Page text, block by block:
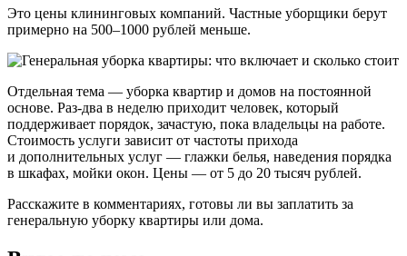
Это цены клининговых компаний. Частные уборщики берут
примерно на 500–1000 рублей меньше.
Отдельная тема — уборка квартир и домов на постоянной
основе. Раз-два в неделю приходит человек, который
поддерживает порядок, зачастую, пока владельцы на работе.
Стоимость услуги зависит от частоты прихода
и дополнительных услуг — глажки белья, наведения порядка
в шкафах, мойки окон. Цены — от 5 до 20 тысяч рублей.
Расскажите в комментариях, готовы ли вы заплатить за
генеральную уборку квартиры или дома.